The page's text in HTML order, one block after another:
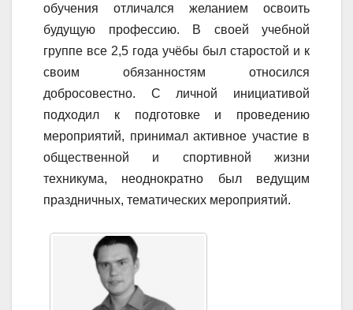
обучения отличался желанием освоить
будущую профессию. В своей учебной
группе все 2,5 года учёбы был старостой и к
своим обязанностям относился
добросовестно. С личной инициативой
подходил к подготовке и проведению
мероприятий, принимал активное участие в
общественной и спортивной жизни
техникума, неоднократно был ведущим
праздничных, тематических мероприятий.